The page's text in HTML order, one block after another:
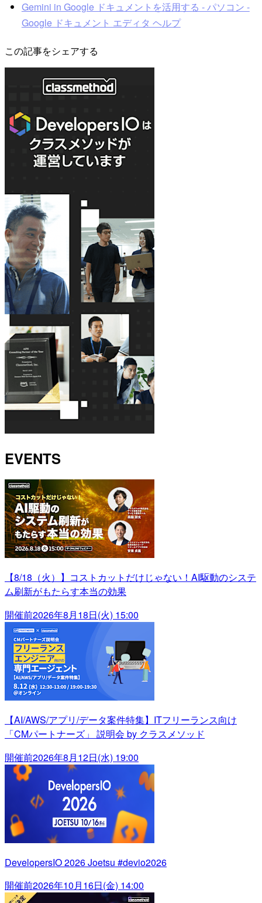
Gemini in Google ドキュメントを活用する - パソコン -
Google ドキュメント エディタ ヘルプ
この記事をシェアする
EVENTS
【8/18（火）】コストカットだけじゃない！AI駆動のシステ
ム刷新がもたらす本当の効果
開催前2026年8月18日(火) 15:00
【AI/AWS/アプリ/データ案件特集】ITフリーランス向け
「CMパートナーズ」 説明会 by クラスメソッド
開催前2026年8月12日(水) 19:00
DevelopersIO 2026 Joetsu #devio2026
開催前2026年10月16日(金) 14:00